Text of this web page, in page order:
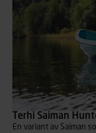
Terhi Saiman
En variant av Saiman